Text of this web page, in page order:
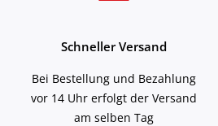
Schneller Versand
Bei Bestellung und Bezahlung
vor 14 Uhr erfolgt der Versand
am selben Tag